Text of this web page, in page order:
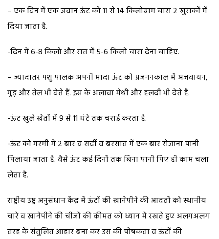
– एक दिन में एक जवान ऊंट को 11 से 14 किलोग्राम चारा 2 खुराकों में
दिया जाता है.
-दिन में 6-8 किलो और रात में 5-6 किलो चारा देना चाहिए.
– ज्यादातर पशु पालक अपनी मादा ऊंट को प्रजननकाल में अजवायन,
गुड़ और तेल भी देते हैं. इस के अलावा मेथी और हलदी भी देते हैं.
-ऊंट खुले खेतों में 9 से 11 घंटे तक चराई करता है.
-ऊंट को गरमी में 2 बार व सर्दी व बरसात में एक बार रोजाना पानी
पिलाया जाता है. वैसे ऊंट कई दिनों तक बिना पानी पिए ही काम चला
लेता है.
राष्ट्रीय उष्ट्र अनुसंधान केंद्र में ऊंटों की खानेपीने की आदतों को स्थानीय
चारे व खानेपीने की चीजों की कीमत को ध्यान में रखते हुए अलगअलग
तरह के संतुलित आहार बना कर उस की पोषकता व ऊंटों की